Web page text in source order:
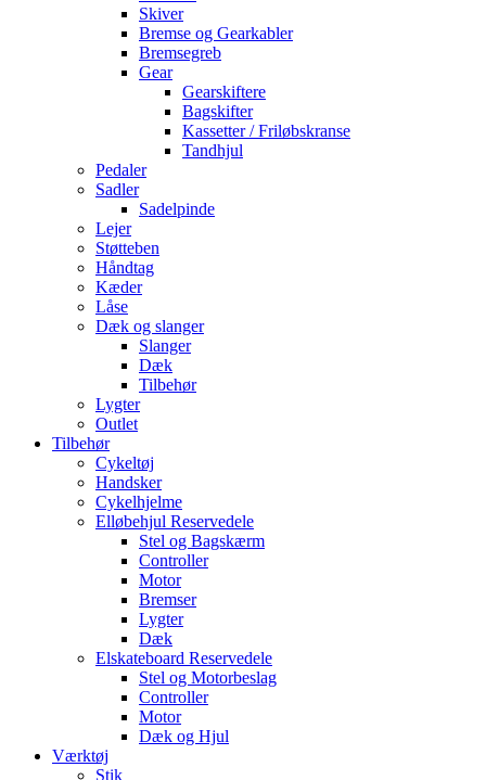
Skiver
Bremse og Gearkabler
Bremsegreb
Gear
Gearskiftere
Bagskifter
Kassetter / Friløbskranse
Tandhjul
Pedaler
Sadler
Sadelpinde
Lejer
Støtteben
Håndtag
Kæder
Låse
Dæk og slanger
Slanger
Dæk
Tilbehør
Lygter
Outlet
Tilbehør
Cykeltøj
Handsker
Cykelhjelme
Elløbehjul Reservedele
Stel og Bagskærm
Controller
Motor
Bremser
Lygter
Dæk
Elskateboard Reservedele
Stel og Motorbeslag
Controller
Motor
Dæk og Hjul
Værktøj
Stik